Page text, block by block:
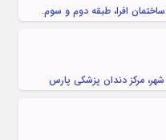
ساختمان افرا، طبقه دوم و سوم.
مرکز دندان پزشکی پارس